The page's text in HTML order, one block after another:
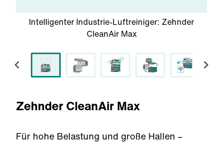
Intelligenter Industrie-Luftreiniger: Zehnder
CleanAir Max
Zehnder CleanAir Max
Für hohe Belastung und große Hallen –